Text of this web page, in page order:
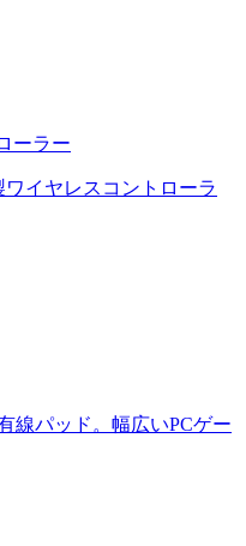
ーラー
イヤレスコントローラ
線パッド。幅広いPCゲー